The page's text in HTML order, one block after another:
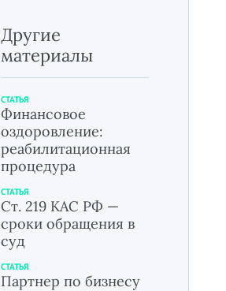
Другие
материалы
СТАТЬЯ
Финансовое
оздоровление:
реабилитационная
процедура
СТАТЬЯ
Ст. 219 КАС РФ —
сроки обращения в
суд
СТАТЬЯ
Партнер по бизнесу